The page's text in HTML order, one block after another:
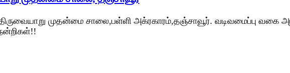
திருவையாறு முதன்மை சாலை,பள்ளி அக்ரகாரம்,தஞ்சாவூர். வடிவமைப்பு